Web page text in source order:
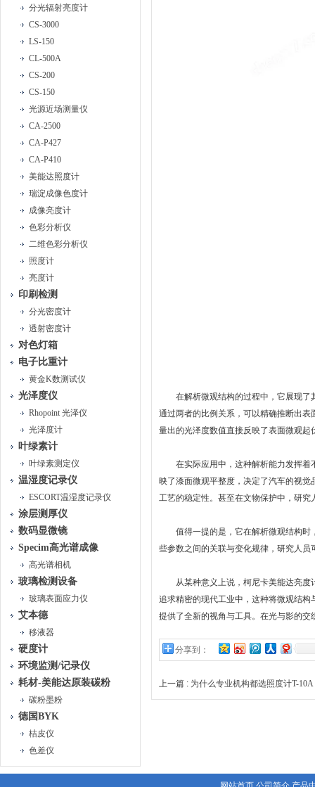
分光辐射亮度计
CS-3000
LS-150
CL-500A
CS-200
CS-150
光源近场测量仪
CA-2500
CA-P427
CA-P410
美能达照度计
瑞淀成像色度计
成像亮度计
色彩分析仪
二维色彩分析仪
照度计
亮度计
印刷检测
分光密度计
透射密度计
对色灯箱
电子比重计
黄金K数测试仪
光泽度仪
Rhopoint 光泽仪
光泽度计
叶绿素计
叶绿素测定仪
温湿度记录仪
ESCORT温湿度记录仪
涂层测厚仪
数码显微镜
Specim高光谱成像
高光谱相机
玻璃检测设备
玻璃表面应力仪
艾本德
移液器
硬度计
环境监测/记录仪
耗材-美能达原装碳粉
碳粉墨粉
德国BYK
桔皮仪
色差仪
在解析微观结构的过程中，它展现了
通过两者的比例关系，可以精确推断出
量出的光泽度数值直接反映了表面微观
在实际应用中，这种解析能力发挥着
映了漆面微观平整度，决定了汽车的视
工艺的稳定性。甚至在文物保护中，研
值得一提的是，它在解析微观结构时，
些参数之间的关联与变化规律，研究人
从某种意义上说，柯尼卡美能达亮度
追求精密的现代工业中，这种将微观结
提供了全新的视角与工具。在光与影的
分享到：
上一篇 : 为什么专业机构都选照度计T-10A